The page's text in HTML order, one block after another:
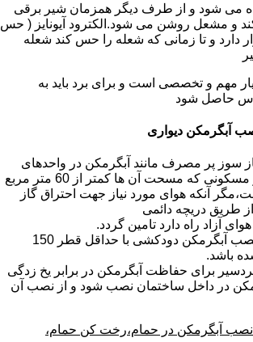
می شود و از طرف دیگر همزمان شیر برقی
و مشعل روشن می شود.الکترود آیونایز ( حس
دارد و تا زمانی که شعله را حس کند شعله
مهم و تخصصی است و برای برد باید به
حاصل شود
آبگرمکن دیواری
سوز پر مصرف مانند آبگرمکن در واحدهای
مسکونی و غیر مسکونی که مسحت آن ها کمتر از 60 متر مربع
آنکه هوای مورد نیاز جهت احتراق گاز
طریق دریچه دائمی
آزاد راه دارد تامین گردد.
در بالای محل نصب آبگرمکن دودکشی با حداقل قطر 150
باشد.
برای حفاظت آبگرمکن در برابر یخ زدگی
در داخل ساختمان نصب شود و از نصب آن
آبگرمکن در حمام،رخت کن حمام،